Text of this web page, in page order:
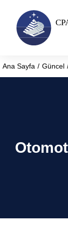
You are here:
Ana Sayfa Güncel